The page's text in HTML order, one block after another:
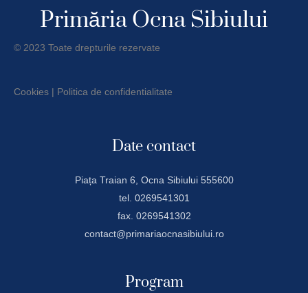
Primăria Ocna Sibiului
© 2023 Toate drepturile rezervate
Cookies | Politica de confidentialitate
Date contact
Piața Traian 6, Ocna Sibiului 555600
tel. 0269541301
fax. 0269541302
contact@primariaocnasibiului.ro
Program